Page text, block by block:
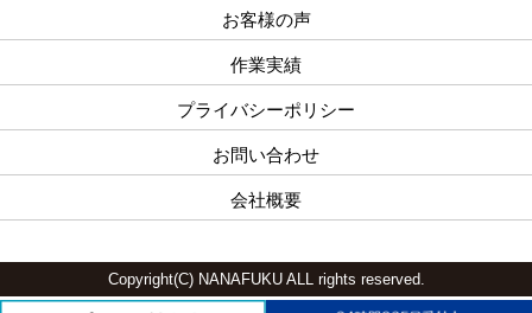
お客様の声
作業実績
プライバシーポリシー
お問い合わせ
会社概要
Copyright(C) NANAFUKU ALL rights reserved.